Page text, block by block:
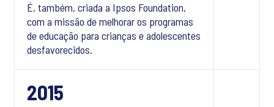
É, também, criada a Ipsos Foundation,
com a missão de melhorar os programas
de educação para crianças e adolescentes
desfavorecidos.
2015